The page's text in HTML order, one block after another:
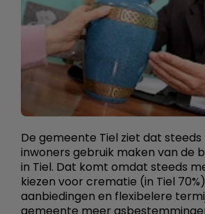
De gemeente Tiel ziet dat
inwoners gebruik maken van de
in Tiel. Dat komt omdat steeds
kiezen voor crematie (in Tiel
aanbiedingen en flexibelere